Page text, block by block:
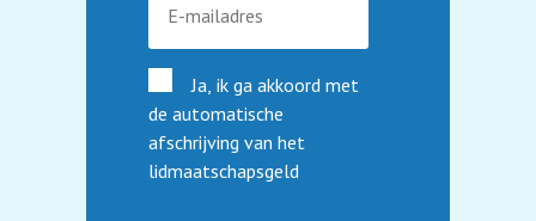
Ja, ik ga akkoord met
de automatische
afschrijving van het
lidmaatschapsgeld